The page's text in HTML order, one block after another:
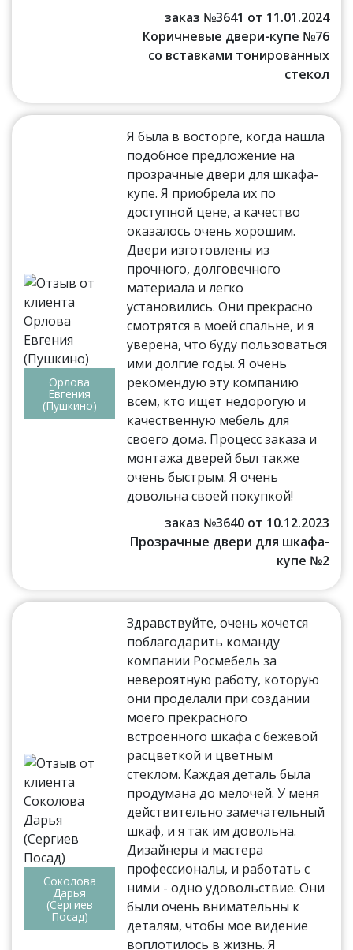
заказ №3641 от 11.01.2024
Коричневые двери-купе №76
со вставками тонированных
стекол
Орлова
Евгения
(Пушкино)
Я была в восторге, когда нашла
подобное предложение на
прозрачные двери для шкафа-
купе. Я приобрела их по
доступной цене, а качество
оказалось очень хорошим.
Двери изготовлены из
прочного, долговечного
материала и легко
установились. Они прекрасно
смотрятся в моей спальне, и я
уверена, что буду пользоваться
ими долгие годы. Я очень
рекомендую эту компанию
всем, кто ищет недорогую и
качественную мебель для
своего дома. Процесс заказа и
монтажа дверей был также
очень быстрым. Я очень
довольна своей покупкой!
заказ №3640 от 10.12.2023
Прозрачные двери для шкафа-
купе №2
Соколова
Дарья
(Сергиев
Посад)
Здравствуйте, очень хочется
поблагодарить команду
компании Росмебель за
невероятную работу, которую
они проделали при создании
моего прекрасного
встроенного шкафа с бежевой
расцветкой и цветным
стеклом. Каждая деталь была
продумана до мелочей. У меня
действительно замечательный
шкаф, и я так им довольна.
Дизайнеры и мастера
профессионалы, и работать с
ними - одно удовольствие. Они
были очень внимательны к
деталям, чтобы мое видение
воплотилось в жизнь. Я